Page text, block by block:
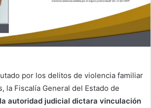
por los delitos de violencia familiar
la Fiscalía General del Estado de
autoridad judicial dictara vinculación